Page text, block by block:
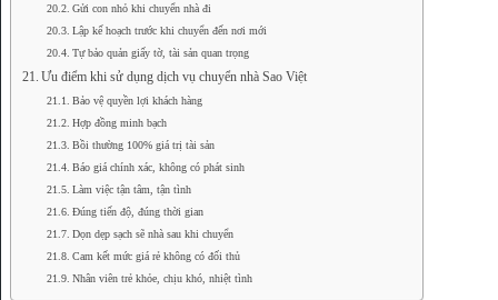
Gửi con nhỏ khi chuyển nhà đi
Lập kế hoạch trước khi chuyển đến nơi mới
Tự bảo quản giấy tờ, tài sản quan trọng
Ưu điểm khi sử dụng dịch vụ chuyển nhà Sao Việt
Bảo vệ quyền lợi khách hàng
Hợp đồng minh bạch
Bồi thường 100% giá trị tài sản
Báo giá chính xác, không có phát sinh
Làm việc tận tâm, tận tình
Đúng tiến độ, đúng thời gian
Dọn dẹp sạch sẽ nhà sau khi chuyển
Cam kết mức giá rẻ không có đối thủ
Nhân viên trẻ khỏe, chịu khó, nhiệt tình